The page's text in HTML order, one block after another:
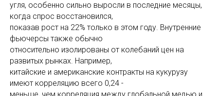
угля, особенно сильно выросли в последние месяцы,
когда спрос восстановился,
показав рост на 22% только в этом году. Внутренние
фьючерсы также обычно
относительно изолированы от колебаний цен на
развитых рынках. Например,
китайские и американские контракты на кукурузу
имеют корреляцию всего 0,24 -